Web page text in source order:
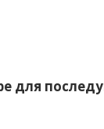
для